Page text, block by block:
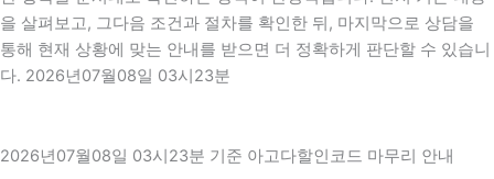
을 살펴보고, 그다음 조건과 절차를 확인한 뒤, 마지막으로 상담을
통해 현재 상황에 맞는 안내를 받으면 더 정확하게 판단할 수 있습니
다. 2026년07월08일 03시23분
2026년07월08일 03시23분 기준 아고다할인코드 마무리 안내